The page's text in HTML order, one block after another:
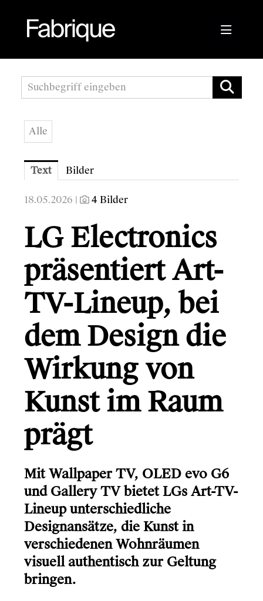
Pressemitteilungen
Fabrique Agency
Bioblo
Sunshine Mastering
Austrian Audio
Gründerio
Canal+
Learning Hospital
Friends in Flats
LG
Monsterfreunde
Info
Kontakt
Alle
Text Bilder
18.05.2026 | 4 Bilder
LG Electronics
präsentiert Art-
TV-Lineup, bei
dem Design die
Wirkung von
Kunst im Raum
prägt
Mit Wallpaper TV, OLED evo G6
und Gallery TV bietet LGs Art-TV-
Lineup unterschiedliche
Designansätze, die Kunst in
verschiedenen Wohnräumen
visuell authentisch zur Geltung
bringen.